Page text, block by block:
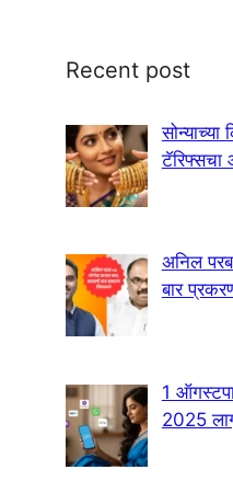
Recent post
सोन्याच्या
टॅरिफ्सचा
अनिल
बार
1
2025